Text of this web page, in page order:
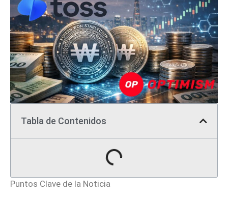
Tabla de Contenidos
Puntos Clave de la Noticia